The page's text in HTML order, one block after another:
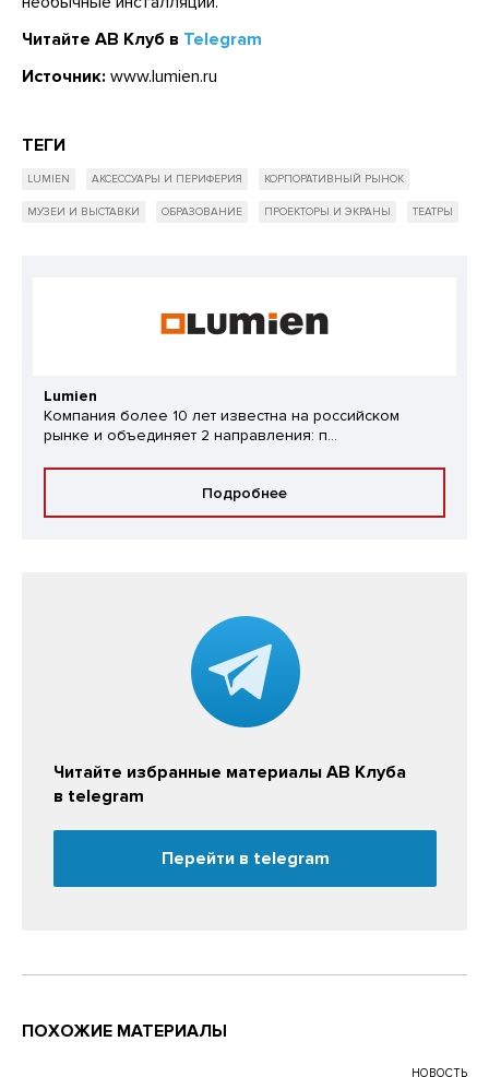
Читайте АВ Клуб в Telegram
Источник: www.lumien.ru
ТЕГИ
LUMIEN АКСЕССУАРЫ И ПЕРИФЕРИЯ КОРПОРАТИВНЫЙ РЫНОК
МУЗЕИ И ВЫСТАВКИ ОБРАЗОВАНИЕ ПРОЕКТОРЫ И ЭКРАНЫ ТЕАТРЫ
Lumien
Компания более 10 лет известна на российском
рынке и объединяет 2 направления: п...
Подробнее
Читайте избранные материалы АВ Клуба
в telegram
Перейти в telegram
ПОХОЖИЕ МАТЕРИАЛЫ
НОВОСТЬ